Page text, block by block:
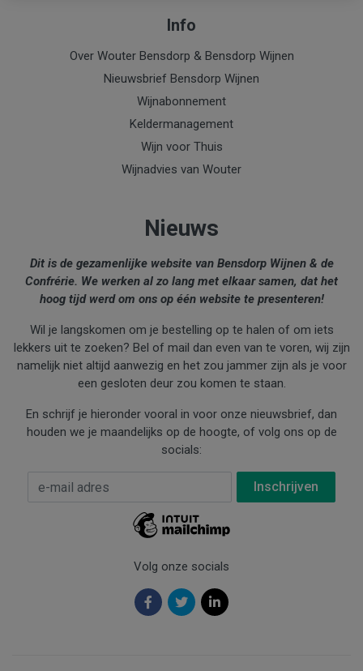
Info
Over Wouter Bensdorp & Bensdorp Wijnen
Nieuwsbrief Bensdorp Wijnen
Wijnabonnement
Keldermanagement
Wijn voor Thuis
Wijnadvies van Wouter
Nieuws
Dit is de gezamenlijke website van Bensdorp Wijnen & de
Confrérie. We werken al zo lang met elkaar samen, dat het
hoog tijd werd om ons op één website te presenteren!
Wil je langskomen om je bestelling op te halen of om iets
lekkers uit te zoeken? Bel of mail dan even van te voren, wij zijn
namelijk niet altijd aanwezig en het zou jammer zijn als je voor
een gesloten deur zou komen te staan.
En schrijf je hieronder vooral in voor onze nieuwsbrief, dan
houden we je maandelijks op de hoogte, of volg ons op de
socials:
E-mail Adres
Volg onze socials